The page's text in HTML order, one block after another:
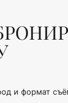
и формат